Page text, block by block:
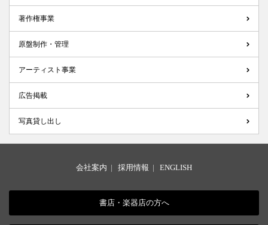
著作権事業
原盤制作・管理
アーティスト事業
広告掲載
写真貸し出し
会社案内 | 採用情報 | ENGLISH
書店・楽器店の方へ